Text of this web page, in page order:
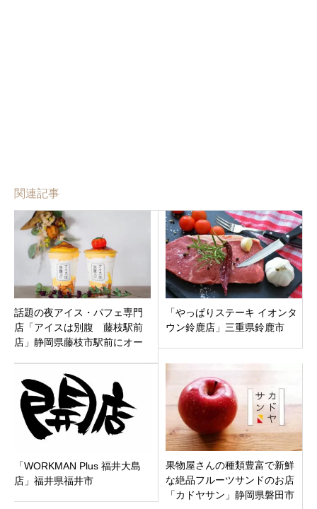
関連記事
話題の夜アイス・パフェ専門
店「アイスは別腹 藤枝駅前
店」静岡県藤枝市駅前にオー
「やっぱりステーキ イオンタ
ウン鈴鹿店」三重県鈴鹿市
「WORKMAN Plus 福井大島
店」福井県福井市
果物屋さんの種類豊富で新鮮
な絶品フルーツサンドのお店
「カドヤサン」静岡県磐田市